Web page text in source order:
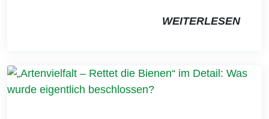
WEITERLESEN